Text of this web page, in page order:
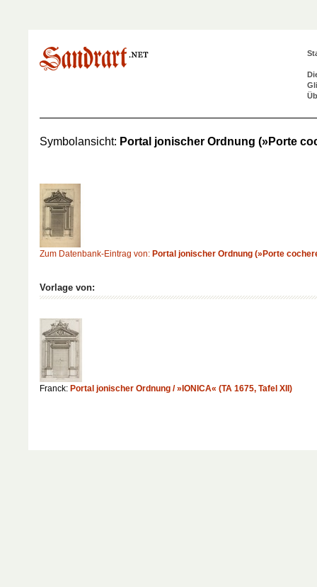
Symbolansicht: Portal jonischer Ordnung (»Porte
Zum Datenbank-Eintrag von: Portal jonischer Ordnung (»Porte
Vorlage von:
Franck: Portal jonischer Ordnung / »IONICA« (TA 1675, Tafel XII)